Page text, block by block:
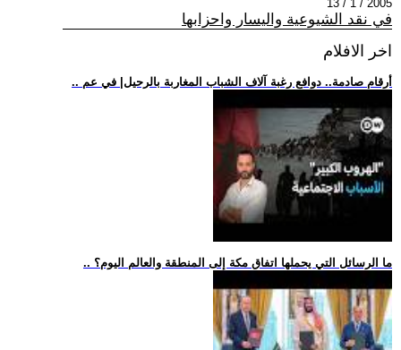
2005 / 1 / 13
في نقد الشيوعية واليسار واحزابها
اخر الافلام
.. أرقام صادمة.. دوافع رغبة آلاف الشباب المغاربة بالرحيل| في عم
.. ما الرسائل التي يحملها اتفاق مكة إلى المنطقة والعالم اليوم؟